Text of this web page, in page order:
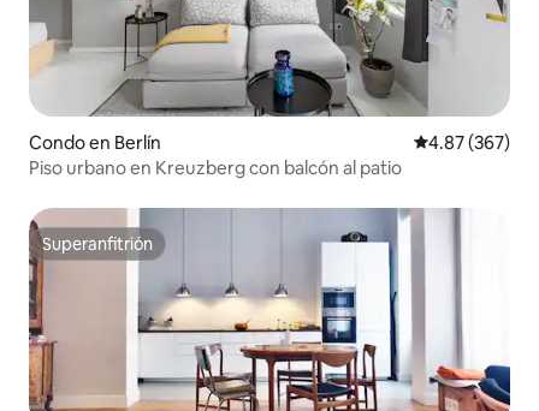
Condo en Berlín Calificación
4.87 (367)
Piso urbano en Kreuzberg con balcón al patio
Superanfitrión
Superanfitrión